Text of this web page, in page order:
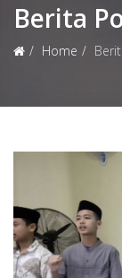
Berita
Home